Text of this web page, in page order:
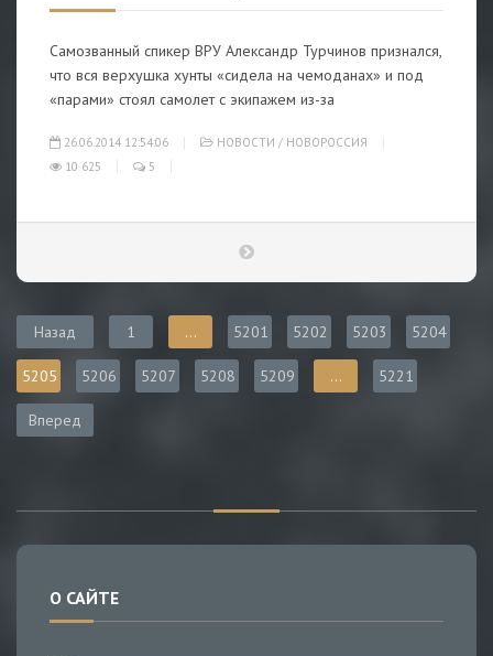
Самозванный спикер ВРУ Александр Турчинов признался,
что вся верхушка хунты «сидела на чемоданах» и под
«парами» стоял самолет с экипажем из-за
26.06.2014 12:54:06 НОВОСТИ / НОВОРОССИЯ
10 625
5
Назад 1 ... 5201 5202 5203 5204
5205 5206 5207 5208 5209 ... 5221
Вперед
О САЙТЕ